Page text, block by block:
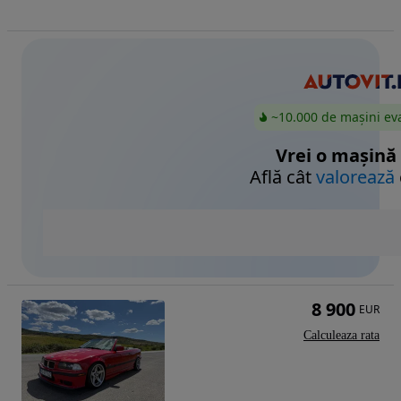
~10.000 de mașini
Vrei o mașină
Află câtvalorează
8 900 EUR
Calculeaza rata